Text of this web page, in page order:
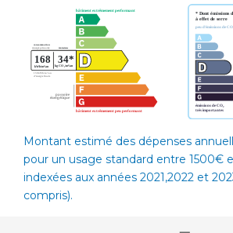
Montant estimé des dépenses
pour un usage standard entre 1500€
indexées aux années 2021,2022 et
compris).